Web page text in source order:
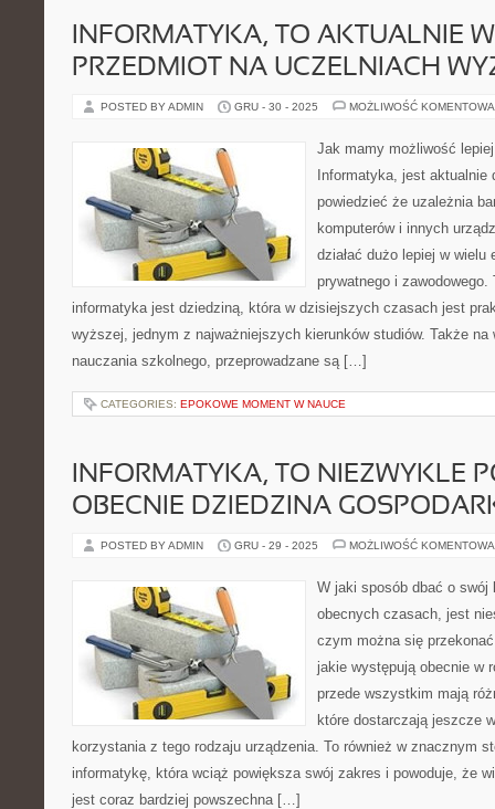
INFORMATYKA, TO AKTUALNIE
PRZEDMIOT NA UCZELNIACH
POSTED BY ADMIN GRU - 30 - 2025 MOŻLIWOŚĆ
Jak mamy możliwość
Informatyka, jest
powiedzieć że uzależnia
komputerów i innych
działać dużo lepiej w wielu
prywatnego i
informatyka jest dziedziną, która w dzisiejszych czasach jest
wyższej, jednym z najważniejszych kierunków studiów. Także na
nauczania szkolnego, przeprowadzane są […]
CATEGORIES: EPOKOWE MOMENT W NAUCE
INFORMATYKA, TO NIEZWYKLE
OBECNIE DZIEDZINA
POSTED BY ADMIN GRU - 29 - 2025 MOŻLIWOŚĆ
W jaki sposób dbać o swój
obecnych czasach, jest
czym można się
jakie występują obecnie w
przede wszystkim mają
które dostarczają jeszcze
korzystania z tego rodzaju urządzenia. To również w znacznym
informatykę, która wciąż powiększa swój zakres i powoduje, że
jest coraz bardziej powszechna […]